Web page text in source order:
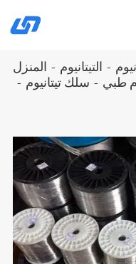
المنزل التيتانيوم
سلك تيتانيوم
طبي